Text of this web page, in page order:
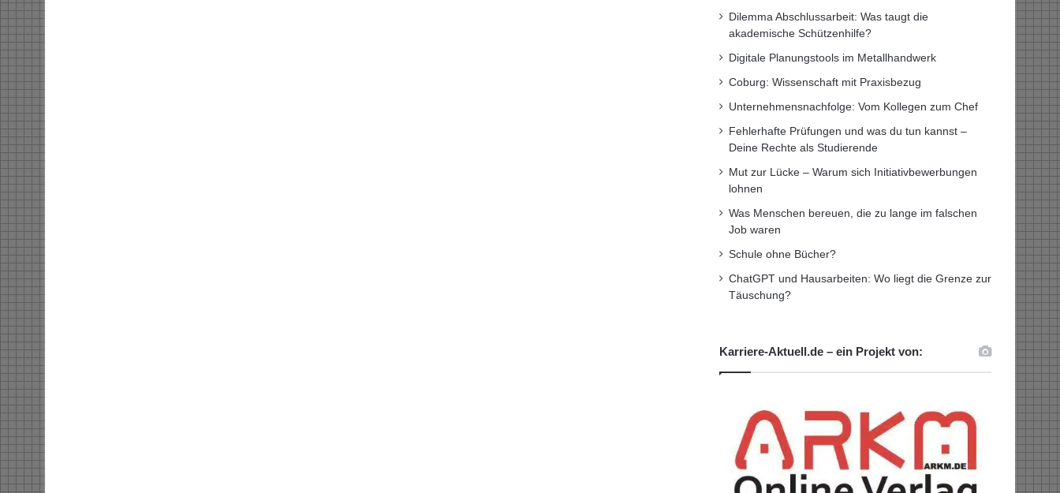
Dilemma Abschlussarbeit: Was taugt die
akademische Schützenhilfe?
Digitale Planungstools im Metallhandwerk
Coburg: Wissenschaft mit Praxisbezug
Unternehmensnachfolge: Vom Kollegen zum Chef
Fehlerhafte Prüfungen und was du tun kannst –
Deine Rechte als Studierende
Mut zur Lücke – Warum sich Initiativbewerbungen
lohnen
Was Menschen bereuen, die zu lange im falschen
Job waren
Schule ohne Bücher?
ChatGPT und Hausarbeiten: Wo liegt die Grenze zur
Täuschung?
Karriere-Aktuell.de – ein Projekt von: